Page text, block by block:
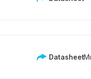
Datasheet